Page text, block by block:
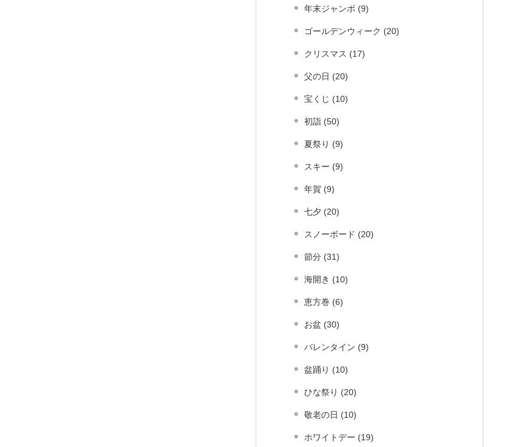
年末ジャンボ (9)
ゴールデンウィーク (20)
クリスマス (17)
父の日 (20)
宝くじ (10)
初詣 (50)
夏祭り (9)
スキー (9)
年賀 (9)
七夕 (20)
スノーボード (20)
節分 (31)
海開き (10)
恵方巻 (6)
お盆 (30)
バレンタイン (9)
盆踊り (10)
ひな祭り (20)
敬老の日 (10)
ホワイトデー (19)